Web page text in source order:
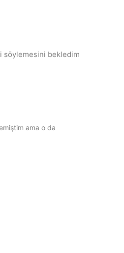
söylemesini bekledim
ama o da